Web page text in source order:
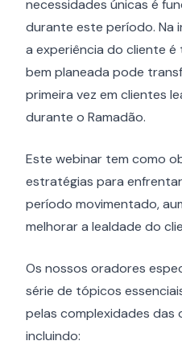
necessidades únicas é
durante este período. Na
a experiência do cliente é
bem planeada pode
primeira vez em clientes
durante o Ramadão.
Este webinar tem como
estratégias para
período movimentado,
melhorar a lealdade do
Os nossos oradores
série de tópicos
pelas complexidades das
incluindo: